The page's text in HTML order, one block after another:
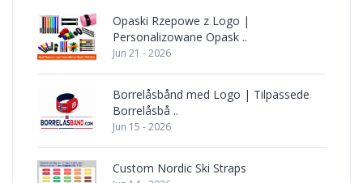
Opaski Rzepowe z Logo |
Personalizowane Opask ..
Jun 21 - 2026
Borrelåsbånd med Logo | Tilpassede
Borrelåsbå ..
Jun 15 - 2026
Custom Nordic Ski Straps